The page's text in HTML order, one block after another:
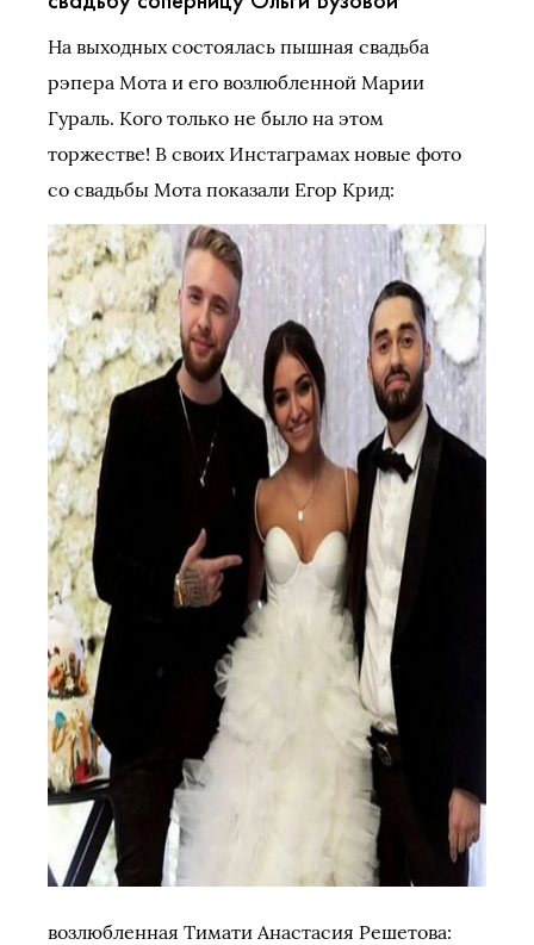
На выходных состоялась пышная свадьба
рэпера Мота и его возлюбленной Марии
Гураль. Кого только не было на этом
торжестве! В своих Инстаграмах новые фото
со свадьбы Мота показали Егор Крид:
возлюбленная Тимати Анастасия Решетова: